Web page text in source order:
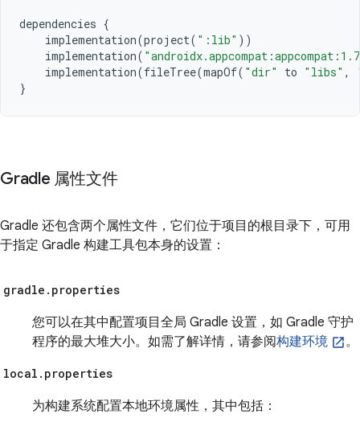
dependencies {
implementation(project( ":lib" ))
implementation(
implementation(fileTree(mapOf( "dir" to "libs" ,
}
Gradle 属性文件
Gradle 还包含两个属性文件，它们位于项目的根目录下，可用
于指定 Gradle 构建工具包本身的设置：
gradle.properties
您可以在其中配置项目全局 Gradle 设置，如 Gradle 守护
程序的最大堆大小。如需了解详情，请参阅构建环境 。
local.properties
为构建系统配置本地环境属性，其中包括：